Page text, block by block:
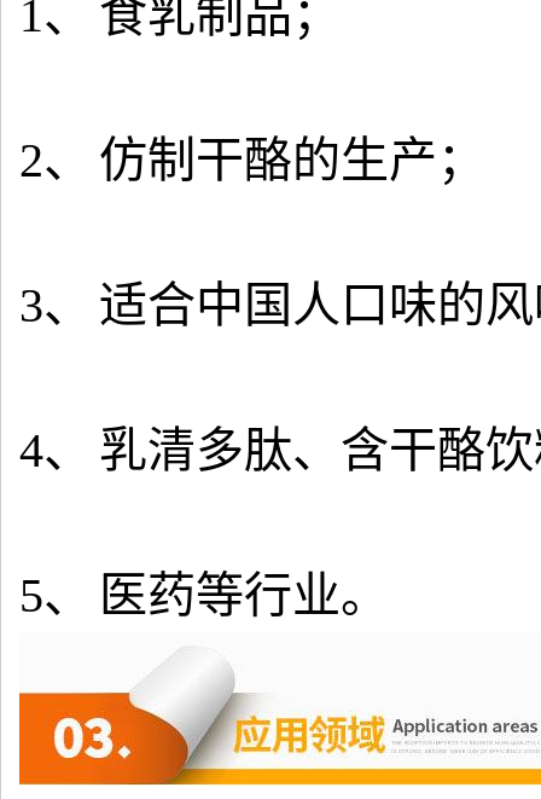
1、 食乳制品；
2、 仿制干酪的生产；
3、 适合中国人口味的
4、 乳清多肽、含干酪
5、 医药等行业。